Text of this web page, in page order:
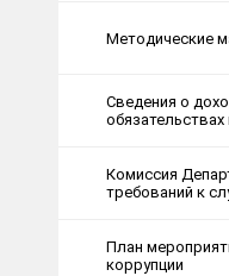
Методические
Сведения о
Комиссия
требований к
План
коррупции